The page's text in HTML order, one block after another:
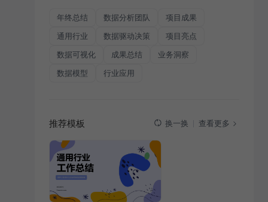
年终总结 数据分析团队 项目成果
通用行业 数据驱动决策 项目亮点
数据可视化 成果总结 业务洞察
数据模型 行业应用
推荐模板 换一换 查看更多